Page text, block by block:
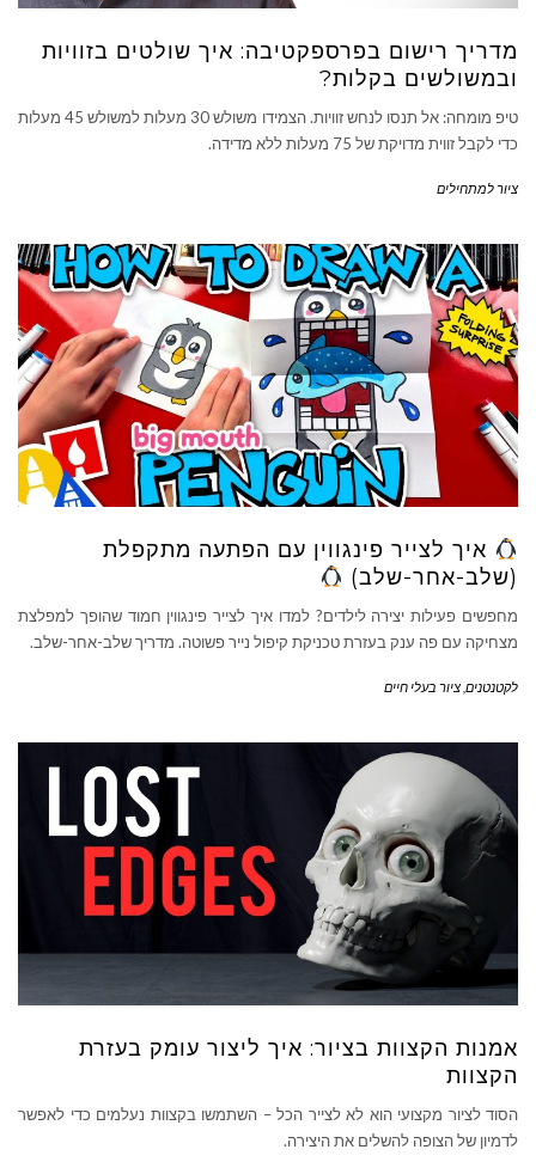
מדריך רישום בפרספקטיבה: איך שולטים בזוויות
ובמשולשים בקלות?
טיפ מומחה: אל תנסו לנחש זוויות. הצמידו משולש 30 מעלות למשולש 45 מעלות
כדי לקבל זווית מדויקת של 75 מעלות ללא מדידה.
ציור למתחילים
איך לצייר פינגווין עם הפתעה מתקפלת
(שלב-אחר-שלב)
מחפשים פעילות יצירה לילדים? למדו איך לצייר פינגווין חמוד שהופך למפלצת
מצחיקה עם פה ענק בעזרת טכניקת קיפול נייר פשוטה. מדריך שלב-אחר-שלב.
לקטנטנים ציור בעלי חיים
אמנות הקצוות בציור: איך ליצור עומק בעזרת
הקצוות
הסוד לציור מקצועי הוא לא לצייר הכל – השתמשו בקצוות נעלמים כדי לאפשר
לדמיון של הצופה להשלים את היצירה.